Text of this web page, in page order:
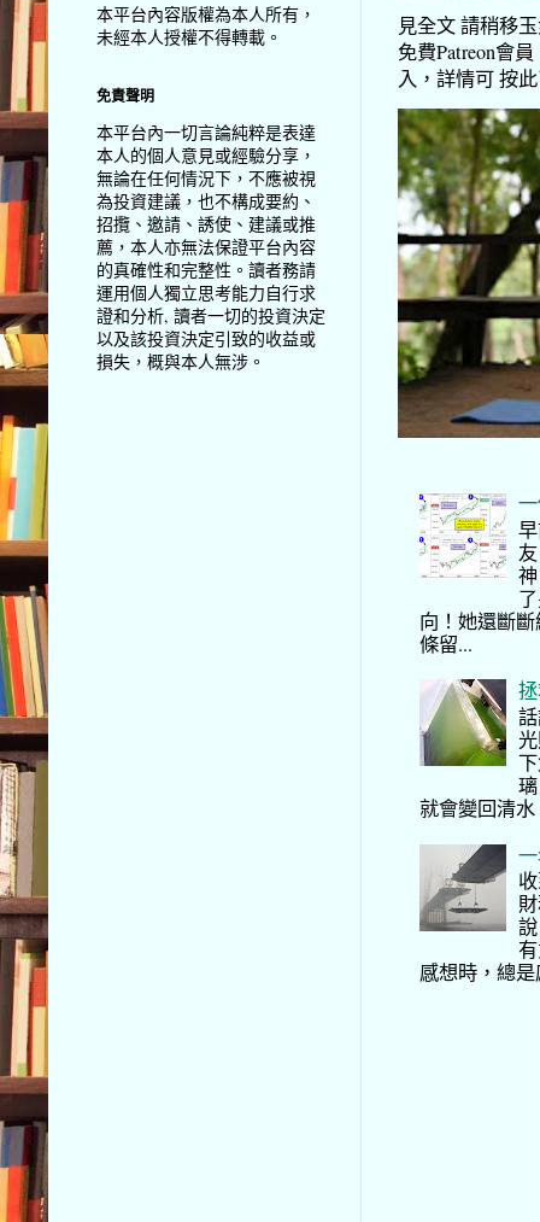
見全文 請稍移
免費Patreon會
入，詳情可 按
向！她還斷
條留...
就會變回清
感想時，總
本平台內容版權為本人所有，
未經本人授權不得轉載。
免責聲明
本平台內一切言論純粹是表達
本人的個人意見或經驗分享，
無論在任何情況下，不應被視
為投資建議，也不構成要約、
招攬、邀請、誘使、建議或推
薦，本人亦無法保證平台內容
的真確性和完整性。讀者務請
運用個人獨立思考能力自行求
證和分析, 讀者一切的投資決定
以及該投資決定引致的收益或
損失，概與本人無涉。